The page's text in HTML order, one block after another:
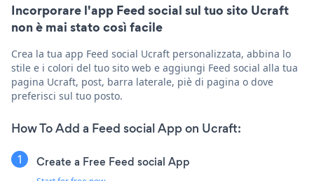
Incorporare l'app Feed social sul tuo sito Ucraft
non è mai stato così facile
Crea la tua app Feed social Ucraft personalizzata, abbina lo
stile e i colori del tuo sito web e aggiungi Feed social alla tua
pagina Ucraft, post, barra laterale, piè di pagina o dove
preferisci sul tuo posto.
How To Add a Feed social App on Ucraft:
Create a Free Feed social App